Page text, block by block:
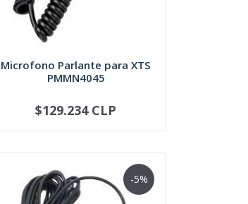
Microfono Parlante para XTS
PMMN4045
+
$129.234 CLP
-5%